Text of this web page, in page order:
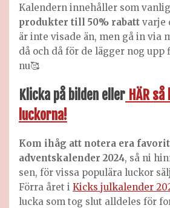
Kalendern innehåller som
produkter till 50% rabatt varje
är inte visade än, men gå in via
då och då för de lägger nog
nu🥰
Klicka på bilden eller HÄR
luckorna!
Kom ihåg att notera era
adventskalender 2024, så ni
sen, för vissa populära luckor
Förra året i Kicks julkalender
lucka som tog slut alldeles för